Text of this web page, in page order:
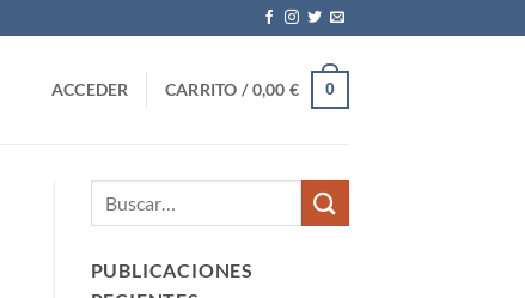
ACCEDER CARRITO /0,00€ 0
PUBLICACIONES